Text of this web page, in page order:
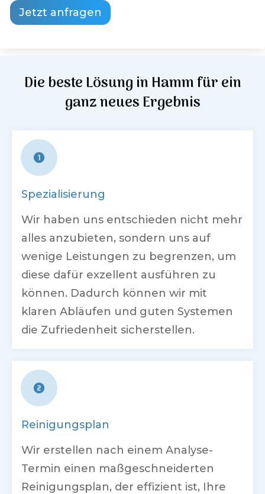
Jetzt anfragen
Die beste Lösung inHammfür ein
ganz neues Ergebnis
Spezialisierung
Wir haben uns entschieden nicht mehr
alles anzubieten, sondern uns auf
wenige Leistungen zu begrenzen, um
diese dafür exzellent ausführen zu
können. Dadurch können wir mit
klaren Abläufen und guten Systemen
die Zufriedenheit sicherstellen.
Reinigungsplan
Wir erstellen nach einem Analyse-
Termin einen maßgeschneiderten
Reinigungsplan, der effizient ist, Ihre